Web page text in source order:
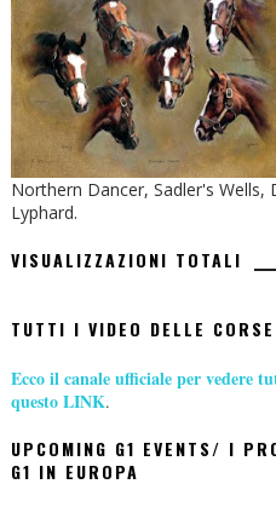
Northern Dancer, Sadler's Wells,
Lyphard.
VISUALIZZAZIONI TOTALI
TUTTI I VIDEO DELLE
Ecco il canale ufficiale per vedere
questo LINK.
UPCOMING G1 EVENTS/ I
G1 IN EUROPA